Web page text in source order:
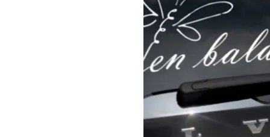
https://